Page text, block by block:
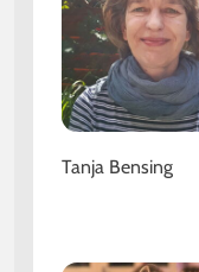
Tanja Bensing